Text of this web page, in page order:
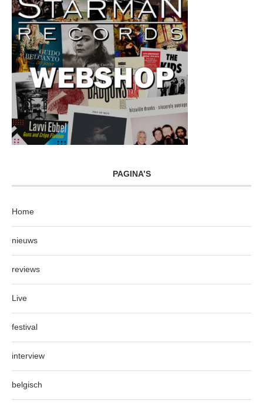
PAGINA’S
Home
nieuws
reviews
Live
festival
interview
belgisch